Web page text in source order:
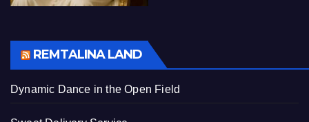
REMTALINA LAND
Dynamic Dance in the Open Field